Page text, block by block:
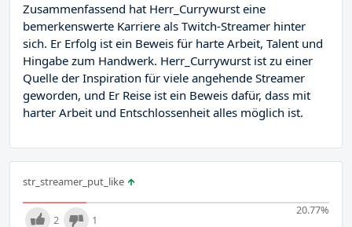
Zusammenfassend hat Herr_Currywurst eine
bemerkenswerte Karriere als Twitch-Streamer hinter
sich. Er Erfolg ist ein Beweis für harte Arbeit, Talent und
Hingabe zum Handwerk. Herr_Currywurst ist zu einer
Quelle der Inspiration für viele angehende Streamer
geworden, und Er Reise ist ein Beweis dafür, dass mit
harter Arbeit und Entschlossenheit alles möglich ist.
str_streamer_put_like
20.77%
2 1